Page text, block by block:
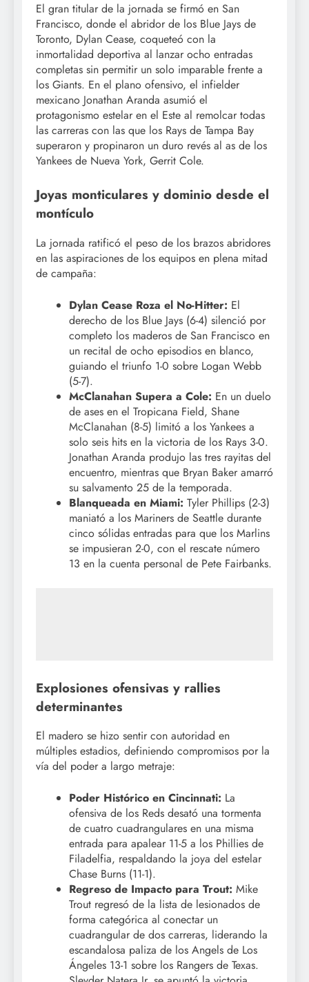
El gran titular de la jornada se firmó en San
Francisco, donde el abridor de los Blue Jays de
Toronto, Dylan Cease, coqueteó con la
inmortalidad deportiva al lanzar ocho entradas
completas sin permitir un solo imparable frente a
los Giants. En el plano ofensivo, el infielder
mexicano Jonathan Aranda asumió el
protagonismo estelar en el Este al remolcar todas
las carreras con las que los Rays de Tampa Bay
superaron y propinaron un duro revés al as de los
Yankees de Nueva York, Gerrit Cole.
Joyas monticulares y dominio desde el
montículo
La jornada ratificó el peso de los brazos abridores
en las aspiraciones de los equipos en plena mitad
de campaña:
Dylan Cease Roza el No-Hitter: El
derecho de los Blue Jays (6-4) silenció por
completo los maderos de San Francisco en
un recital de ocho episodios en blanco,
guiando el triunfo 1-0 sobre Logan Webb
(5-7).
McClanahan Supera a Cole: En un duelo
de ases en el Tropicana Field, Shane
McClanahan (8-5) limitó a los Yankees a
solo seis hits en la victoria de los Rays 3-0.
Jonathan Aranda produjo las tres rayitas del
encuentro, mientras que Bryan Baker amarró
su salvamento 25 de la temporada.
Blanqueada en Miami: Tyler Phillips (2-3)
maniató a los Mariners de Seattle durante
cinco sólidas entradas para que los Marlins
se impusieran 2-0, con el rescate número
13 en la cuenta personal de Pete Fairbanks.
Explosiones ofensivas y rallies
determinantes
El madero se hizo sentir con autoridad en
múltiples estadios, definiendo compromisos por la
vía del poder a largo metraje:
Poder Histórico en Cincinnati: La
ofensiva de los Reds desató una tormenta
de cuatro cuadrangulares en una misma
entrada para apalear 11-5 a los Phillies de
Filadelfia, respaldando la joya del estelar
Chase Burns (11-1).
Regreso de Impacto para Trout: Mike
Trout regresó de la lista de lesionados de
forma categórica al conectar un
cuadrangular de dos carreras, liderando la
escandalosa paliza de los Angels de Los
Ángeles 13-1 sobre los Rangers de Texas.